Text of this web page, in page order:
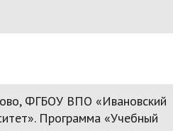
ФГБОУ ВПО «Ивановский
Программа «Учебный